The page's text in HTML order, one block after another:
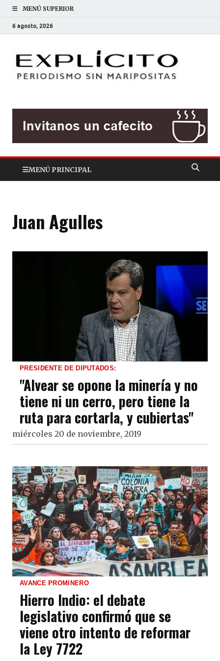
MENÚ SUPERIOR
6 agosto, 2026
MENÚ PRINCIPAL
Juan Agulles
PRESIDENTE DE DIPUTADOS:
"Alvear se opone la minería y no
tiene ni un cerro, pero tiene la
ruta para cortarla, y cubiertas"
miércoles 20 de noviembre, 2019
AVANCE PROMINERO
Hierro Indio: el debate
legislativo confirmó que se
viene otro intento de reformar
la Ley 7722